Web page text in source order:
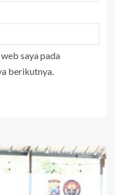
saya pada
berikutnya.